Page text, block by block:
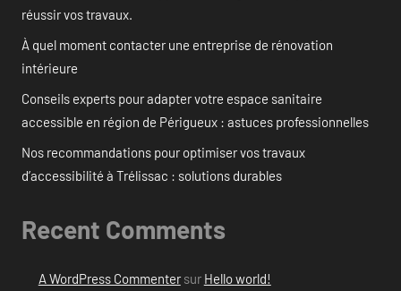
réussir vos travaux.
À quel moment contacter une entreprise de rénovation
intérieure
Conseils experts pour adapter votre espace sanitaire
accessible en région de Périgueux : astuces professionnelles
Nos recommandations pour optimiser vos travaux
d’accessibilité à Trélissac : solutions durables
Recent Comments
A WordPress Commentersur Hello world!